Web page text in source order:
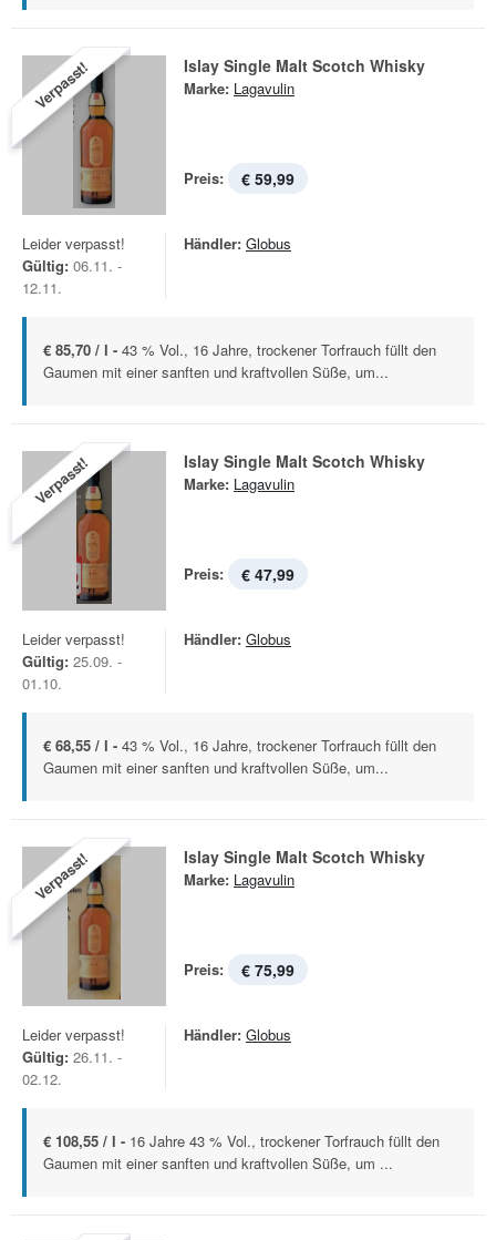
Verpasst! Islay Single Malt Scotch Whisky
Marke: Lagavulin
Preis: € 59,99
Leider verpasst!
Gültig: 06.11. -
12.11.
Händler: Globus
€ 85,70 / l - 43 % Vol., 16 Jahre, trockener Torfrauch füllt den
Gaumen mit einer sanften und kraftvollen Süße, um...
Verpasst! Islay Single Malt Scotch Whisky
Marke: Lagavulin
Preis: € 47,99
Leider verpasst!
Gültig: 25.09. -
01.10.
Händler: Globus
€ 68,55 / l - 43 % Vol., 16 Jahre, trockener Torfrauch füllt den
Gaumen mit einer sanften und kraftvollen Süße, um...
Verpasst! Islay Single Malt Scotch Whisky
Marke: Lagavulin
Preis: € 75,99
Leider verpasst!
Gültig: 26.11. -
02.12.
Händler: Globus
€ 108,55 / l - 16 Jahre 43 % Vol., trockener Torfrauch füllt den
Gaumen mit einer sanften und kraftvollen Süße, um ...